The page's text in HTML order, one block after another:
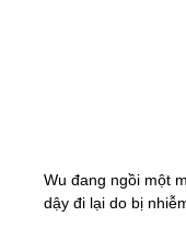
Wu đang ngồi một
dậy đi lại do bị